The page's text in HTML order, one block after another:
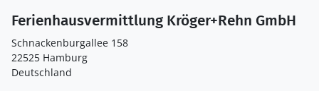
Ferienhausvermittlung Kröger+Rehn GmbH
Schnackenburgallee 158
22525 Hamburg
Deutschland